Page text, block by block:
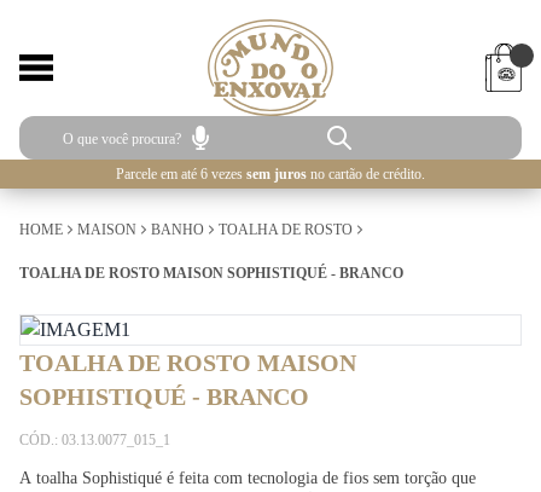
Parcele em até 6 vezes sem juros no cartão de crédito.
HOME MAISON BANHO TOALHA DE ROSTO
TOALHA DE ROSTO MAISON SOPHISTIQUÉ - BRANCO
TOALHA DE ROSTO MAISON
SOPHISTIQUÉ - BRANCO
CÓD.: 03.13.0077_015_1
A toalha Sophistiqué é feita com tecnologia de fios sem torção que